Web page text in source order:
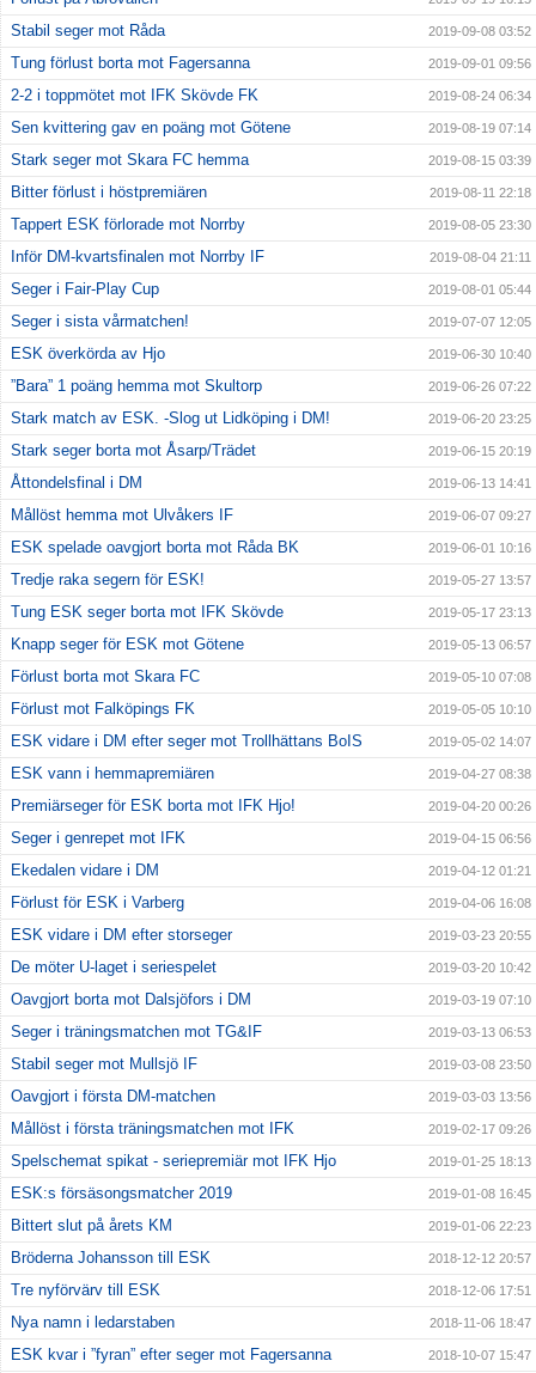
Stabil seger mot Råda 2019-09-08 03:52
Tung förlust borta mot Fagersanna 2019-09-01 09:56
2-2 i toppmötet mot IFK Skövde FK 2019-08-24 06:34
Sen kvittering gav en poäng mot Götene 2019-08-19 07:14
Stark seger mot Skara FC hemma 2019-08-15 03:39
Bitter förlust i höstpremiären 2019-08-11 22:18
Tappert ESK förlorade mot Norrby 2019-08-05 23:30
Inför DM-kvartsfinalen mot Norrby IF 2019-08-04 21:11
Seger i Fair-Play Cup 2019-08-01 05:44
Seger i sista vårmatchen! 2019-07-07 12:05
ESK överkörda av Hjo 2019-06-30 10:40
”Bara” 1 poäng hemma mot Skultorp 2019-06-26 07:22
Stark match av ESK. -Slog ut Lidköping i DM! 2019-06-20 23:25
Stark seger borta mot Åsarp/Trädet 2019-06-15 20:19
Åttondelsfinal i DM 2019-06-13 14:41
Mållöst hemma mot Ulvåkers IF 2019-06-07 09:27
ESK spelade oavgjort borta mot Råda BK 2019-06-01 10:16
Tredje raka segern för ESK! 2019-05-27 13:57
Tung ESK seger borta mot IFK Skövde 2019-05-17 23:13
Knapp seger för ESK mot Götene 2019-05-13 06:57
Förlust borta mot Skara FC 2019-05-10 07:08
Förlust mot Falköpings FK 2019-05-05 10:10
ESK vidare i DM efter seger mot Trollhättans BoIS 2019-05-02 14:07
ESK vann i hemmapremiären 2019-04-27 08:38
Premiärseger för ESK borta mot IFK Hjo! 2019-04-20 00:26
Seger i genrepet mot IFK 2019-04-15 06:56
Ekedalen vidare i DM 2019-04-12 01:21
Förlust för ESK i Varberg 2019-04-06 16:08
ESK vidare i DM efter storseger 2019-03-23 20:55
De möter U-laget i seriespelet 2019-03-20 10:42
Oavgjort borta mot Dalsjöfors i DM 2019-03-19 07:10
Seger i träningsmatchen mot TG&IF 2019-03-13 06:53
Stabil seger mot Mullsjö IF 2019-03-08 23:50
Oavgjort i första DM-matchen 2019-03-03 13:56
Mållöst i första träningsmatchen mot IFK 2019-02-17 09:26
Spelschemat spikat - seriepremiär mot IFK Hjo 2019-01-25 18:13
ESK:s försäsongsmatcher 2019 2019-01-08 16:45
Bittert slut på årets KM 2019-01-06 22:23
Bröderna Johansson till ESK 2018-12-12 20:57
Tre nyförvärv till ESK 2018-12-06 17:51
Nya namn i ledarstaben 2018-11-06 18:47
ESK kvar i ”fyran” efter seger mot Fagersanna 2018-10-07 15:47